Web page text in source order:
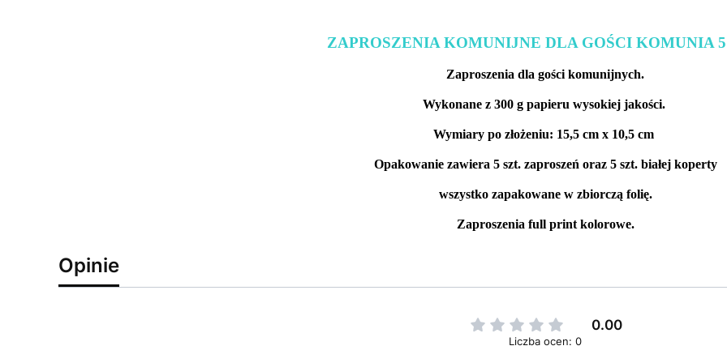
ZAPROSZENIA KOMUNIJNE DLA GOŚCI KOMUNIA
Zaproszenia dla gości komunijnych.
Wykonane z 300 g papieru wysokiej jakości.
Wymiary po złożeniu: 15,5 cm x 10,5 cm
Opakowanie zawiera 5 szt. zaproszeń oraz 5 szt. białej koperty
wszystko zapakowane w zbiorczą folię.
Zaproszenia full print kolorowe.
Opinie
0.00
Liczba ocen: 0